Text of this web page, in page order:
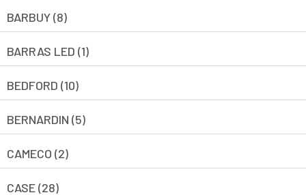
BARBUY (8)
BARRAS LED (1)
BEDFORD (10)
BERNARDIN (5)
CAMECO (2)
CASE (28)